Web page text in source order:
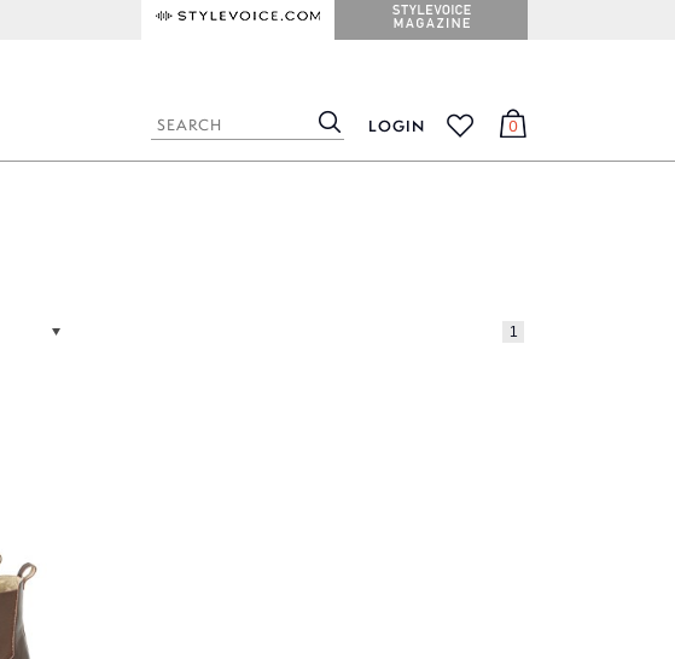
検
索
LOGIN
0
1